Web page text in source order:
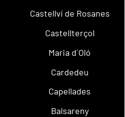
Castellví de Rosanes
Castellterçol
Maria d´Oló
Cardedeu
Capellades
Balsareny